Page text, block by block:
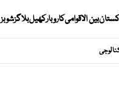
بین الاقوامیکاروبارکھیلبلاگزشوبز